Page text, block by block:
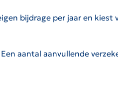
bijdrage per jaar en kiest
aantal aanvullende